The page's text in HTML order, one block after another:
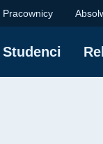
Pracownicy
Studenci